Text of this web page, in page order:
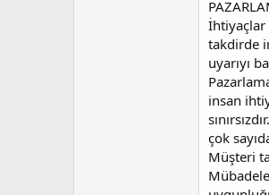
İhtiyaçlar
takdirde
uyarıyı
insan
çok
Müşteri